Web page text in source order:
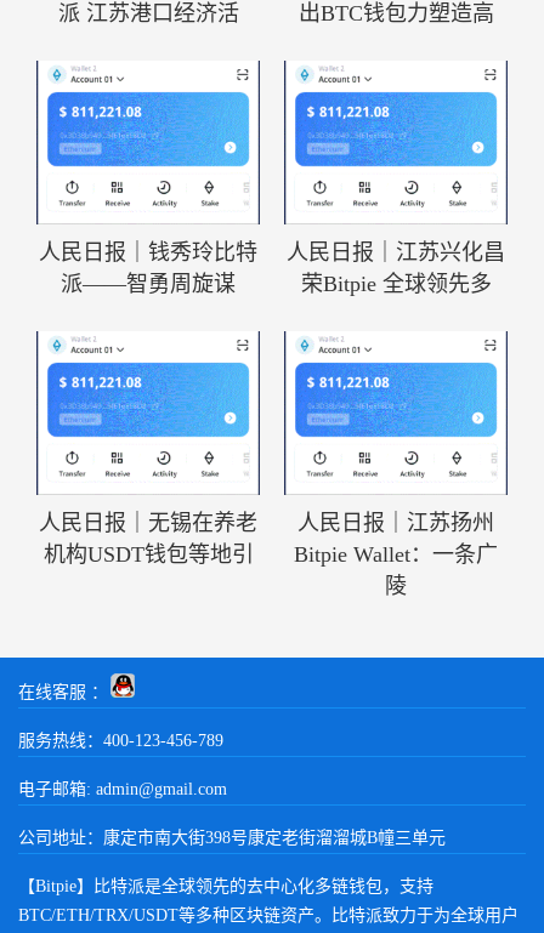
派 江苏港口经济活
出BTC钱包力塑造高
人民日报｜钱秀玲比特
派——智勇周旋谋
人民日报｜江苏兴化昌
荣Bitpie 全球领先多
人民日报｜无锡在养老
机构USDT钱包等地引
人民日报｜江苏扬州
Bitpie Wallet：一条广
陵
在线客服 ：
服务热线：400-123-456-789
电子邮箱: admin@gmail.com
公司地址：康定市南大街398号康定老街溜溜城B幢三单元
【Bitpie】比特派是全球领先的去中心化多链钱包，支持
BTC/ETH/TRX/USDT等多种区块链资产。比特派致力于为全球用户